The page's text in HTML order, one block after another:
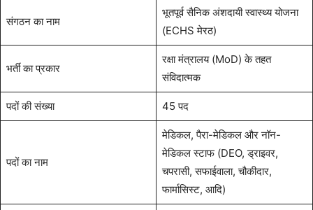
संगठन का नाम
भूतपूर्व सैनिक अंशदायी स्वास्थ्य योजना
(ECHS मेरठ)
भर्ती का प्रकार
रक्षा मंत्रालय (MoD) के तहत
संविदात्मक
पदों की संख्या 45 पद
पदों का नाम
मेडिकल, पैरा-मेडिकल और नॉन-
मेडिकल स्टाफ (DEO, ड्राइवर,
चपरासी, सफाईवाला, चौकीदार,
फार्मासिस्ट, आदि)